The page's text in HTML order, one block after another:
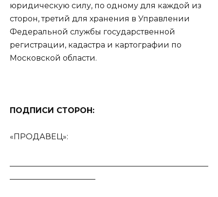
юридическую силу, по одному для каждой из
сторон, третий для хранения в Управлении
Федеральной службы государственной
регистрации, кадастра и картографии по
Московской области.
ПОДПИСИ СТОРОН:
«ПРОДАВЕЦ»: